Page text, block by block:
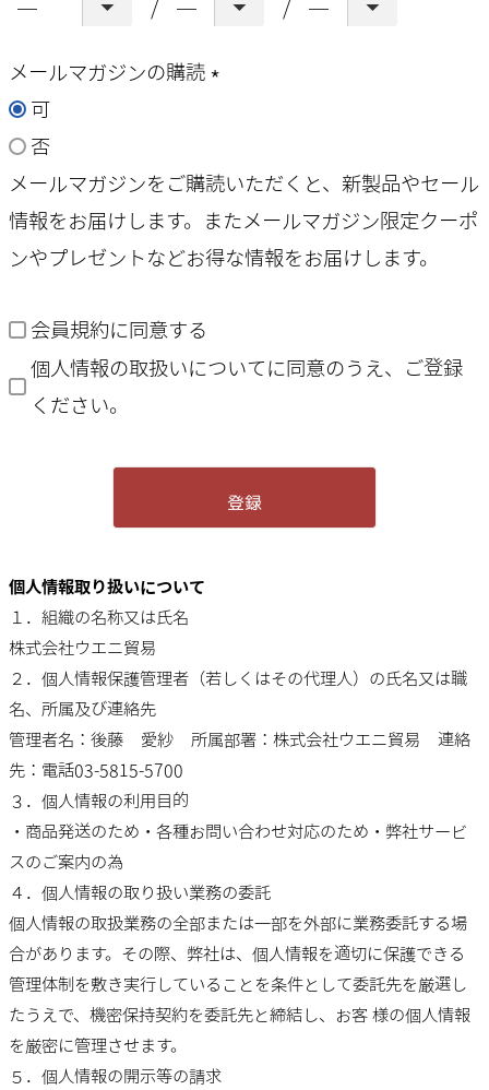
メールマガジンの購読
須
)
可
否
メールマガジンをご購読いただくと、新製品やセール
情報をお届けします。またメールマガジン限定クーポ
ンやプレゼントなどお得な情報をお届けします。
会員規約に同意する
個人情報の取扱いについて に同意のうえ、ご登録
ください。
登録
個人情報取り扱いについて
１．組織の名称又は氏名
株式会社ウエニ貿易
２．個人情報保護管理者（若しくはその代理人）の氏名又は職
名、所属及び連絡先
管理者名：後藤 愛紗 所属部署：株式会社ウエニ貿易 連絡
先：電話03-5815-5700
３．個人情報の利用目的
・商品発送のため・各種お問い合わせ対応のため・弊社サービ
スのご案内の為
４．個人情報の取り扱い業務の委託
個人情報の取扱業務の全部または一部を外部に業務委託する場
合があります。その際、弊社は、個人情報を適切に保護できる
管理体制を敷き実行していることを条件として委託先を厳選し
たうえで、機密保持契約を委託先と締結し、お客 様の個人情報
を厳密に管理させます。
５．個人情報の開示等の請求